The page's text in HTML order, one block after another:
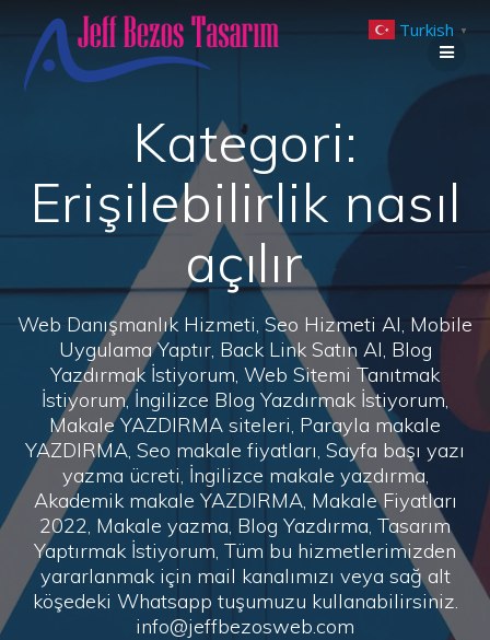
to
Kategori:
Erişilebilirlik nasıl
açılır
Web Danışmanlık Hizmeti, Seo Hizmeti Al, Mobile
Uygulama Yaptır, Back Link Satın Al, Blog
Yazdırmak İstiyorum, Web Sitemi Tanıtmak
İstiyorum, İngilizce Blog Yazdırmak İstiyorum,
Makale YAZDIRMA siteleri, Parayla makale
YAZDIRMA, Seo makale fiyatları, Sayfa başı yazı
yazma ücreti, İngilizce makale yazdırma,
Akademik makale YAZDIRMA, Makale Fiyatları
2022, Makale yazma, Blog Yazdırma, Tasarım
Yaptırmak İstiyorum, Tüm bu hizmetlerimizden
yararlanmak için mail kanalımızı veya sağ alt
köşedeki Whatsapp tuşumuzu kullanabilirsiniz.
info@jeffbezosweb.com
Turkish ▼